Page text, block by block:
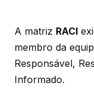
A matriz RACI
membro da
Responsável,
Informado.